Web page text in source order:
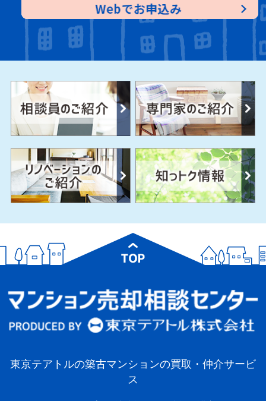
東京テアトルの築古マンションの買取・仲介サービ
ス